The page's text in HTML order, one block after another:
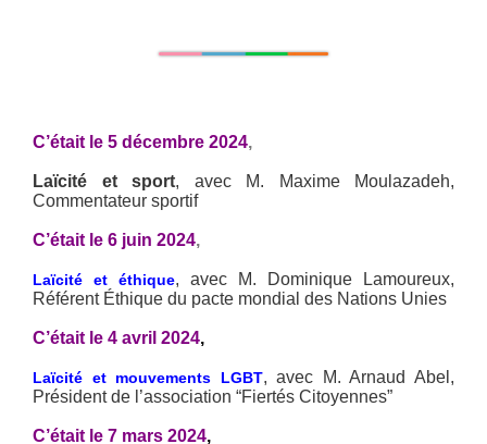
C’était le 5 décembre 2024,
Laïcité et sport, avec M. Maxime Moulazadeh,
Commentateur sportif
C’était le 6 juin 2024,
Laïcité et éthique, avec M. Dominique Lamoureux,
Référent Éthique du pacte mondial des Nations Unies
C’était le 4 avril 2024,
Laïcité et mouvements LGBT, avec M. Arnaud Abel,
Président de l’association “Fiertés Citoyennes”
C’était le 7 mars 2024,